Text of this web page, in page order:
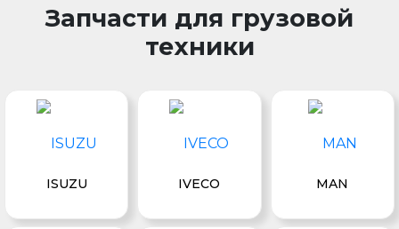
Запчасти для грузовой
техники
ISUZU IVECO MAN